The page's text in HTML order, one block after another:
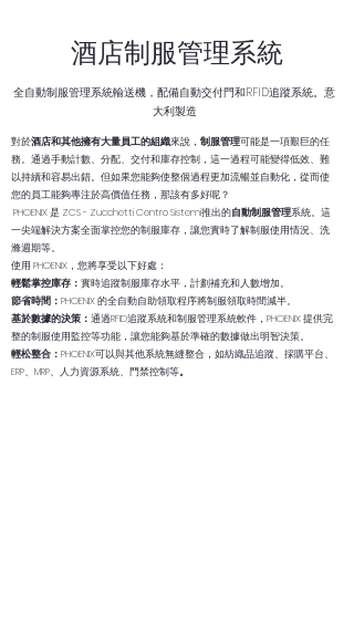
酒店制服管理系統
全自動制服管理系統輸送機，配備自動交付門和RFID追蹤系統。意
大利製造
對於酒店和其他擁有大量員工的組織來說， 制服管理可能是一項艱巨的任
務。通過手動計數、分配、交付和庫存控制，這一過程可能變得低效、難
以持續和容易出錯。但如果您能夠使整個過程更加流暢並自動化，從而使
您的員工能夠專注於高價值任務，那該有多好呢？
PHOENIX 是 ZCS - Zucchetti Centro Sistemi推出的自動制服管理系統。這
一尖端解決方案全面掌控您的制服庫存，讓您實時了解制服使用情況、洗
滌週期等。
使用 PHOENIX，您將享受以下好處：
輕鬆掌控庫存： 實時追蹤制服庫存水平，計劃補充和人數增加。
節省時間： PHOENIX 的全自動自助領取程序將制服領取時間減半。
基於數據的決策： 通過RFID追蹤系統和制服管理系統軟件，PHOENIX 提供完
整的制服使用監控等功能，讓您能夠基於準確的數據做出明智決策。
輕松整合： PHOENIX可以與其他系統無縫整合，如紡織品追蹤、採購平台、
ERP、MRP、人力資源系統、門禁控制等。